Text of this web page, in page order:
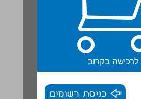
לרכישה בקרוב
כניסת רשומים